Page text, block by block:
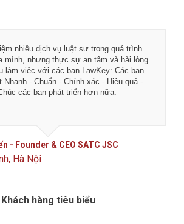
nhiều dịch vụ luật sư trong quá trình
mình, nhưng thực sự an tâm và hài lòng
làm việc với các bạn LawKey: Các bạn
Nhanh - Chuẩn - Chính xác - Hiệu quả -
các bạn phát triển hơn nữa.
- Founder & CEO SATC JSC
Hà Nội
Khách hàng tiêu biểu